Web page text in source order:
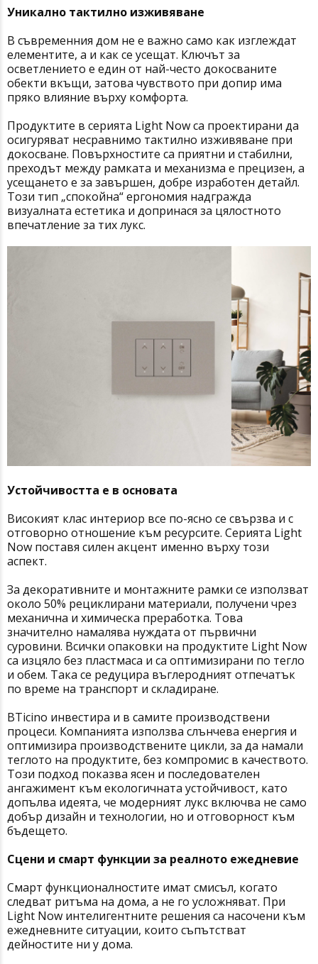
Уникално тактилно изживяване
В съвременния дом не е важно само как изглеждат
елементите, а и как се усещат. Ключът за
осветлението е един от най-често докосваните
обекти вкъщи, затова чувството при допир има
пряко влияние върху комфорта.
Продуктите в серията Light Now са проектирани да
осигуряват несравнимо тактилно изживяване при
докосване. Повърхностите са приятни и стабилни,
преходът между рамката и механизма е прецизен, а
усещането е за завършен, добре изработен детайл.
Този тип „спокойна“ ергономия надгражда
визуалната естетика и допринася за цялостното
впечатление за тих лукс.
Устойчивостта е в основата
Високият клас интериор все по-ясно се свързва и с
отговорно отношение към ресурсите. Серията Light
Now поставя силен акцент именно върху този
аспект.
За декоративните и монтажните рамки се използват
около 50% рециклирани материали, получени чрез
механична и химическа преработка. Това
значително намалява нуждата от първични
суровини. Всички опаковки на продуктите Light Now
са изцяло без пластмаса и са оптимизирани по тегло
и обем. Така се редуцира въглеродният отпечатък
по време на транспорт и складиране.
BTicino инвестира и в самите производствени
процеси. Компанията използва слънчева енергия и
оптимизира производствените цикли, за да намали
теглото на продуктите, без компромис в качеството.
Този подход показва ясен и последователен
ангажимент към екологичната устойчивост, като
допълва идеята, че модерният лукс включва не само
добър дизайн и технологии, но и отговорност към
бъдещето.
Сцени и смарт функции за реалното ежедневие
Смарт функционалностите имат смисъл, когато
следват ритъма на дома, а не го усложняват. При
Light Now интелигентните решения са насочени към
ежедневните ситуации, които съпътстват
дейностите ни у дома.